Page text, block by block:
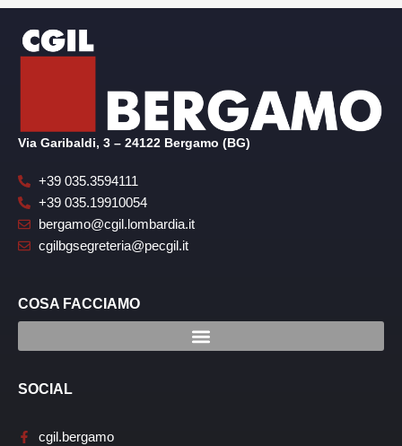
Via Garibaldi, 3 – 24122 Bergamo (BG)
+39 035.3594111
+39 035.19910054
bergamo@cgil.lombardia.it
cgilbgsegreteria@pecgil.it
COSA FACCIAMO
SOCIAL
cgil.bergamo